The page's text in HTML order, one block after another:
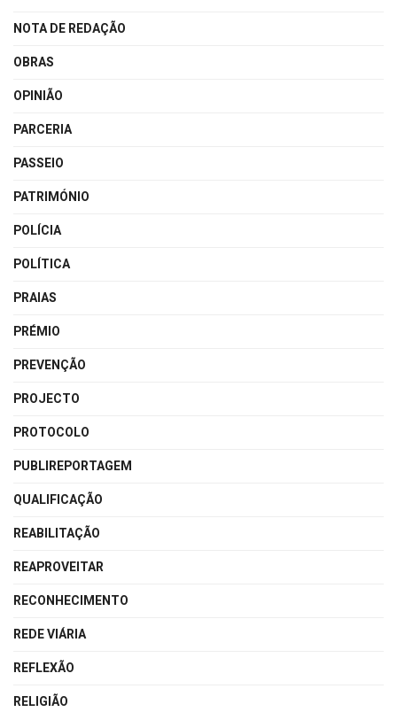
NOTA DE REDAÇÃO
OBRAS
OPINIÃO
PARCERIA
PASSEIO
PATRIMÓNIO
POLÍCIA
POLÍTICA
PRAIAS
PRÉMIO
PREVENÇÃO
PROJECTO
PROTOCOLO
PUBLIREPORTAGEM
QUALIFICAÇÃO
REABILITAÇÃO
REAPROVEITAR
RECONHECIMENTO
REDE VIÁRIA
REFLEXÃO
RELIGIÃO